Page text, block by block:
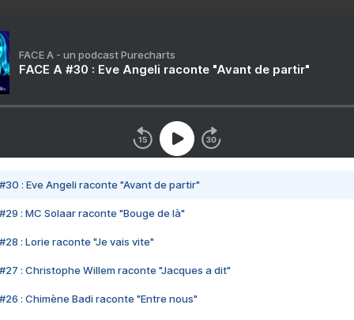
FACE A - un podcast Purecharts
FACE A #30 : Eve Angeli raconte "Avant de partir"
#30 : Eve Angeli raconte "Avant de partir"
#29 : MC Solaar raconte "Bouge de là"
#28 : Lorie raconte "Je vais vite"
#27 : Christophe Willem raconte "Jacques a dit"
#26 : Chimène Badi raconte "Entre nous"